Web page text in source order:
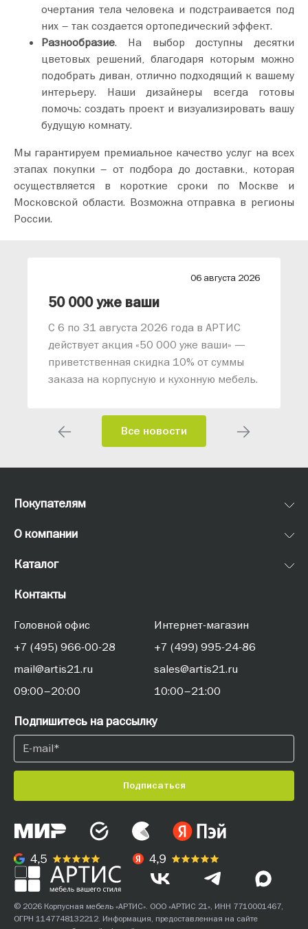
очертания тела человека и подстраивается под
них – так создается ортопедический эффект.
Разнообразие. На выбор доступны десятки
цветовых решений, благодаря которым можно
подобрать диван, отлично подходящий к вашему
интерьеру. Наши дизайнеры всегда готовы
помочь: создать проект и визуализировать вашу
будущую комнату.
Мы гарантируем премиальное качество услуг на всех
этапах покупки – от подбора до доставки., которая
осуществляется в короткие сроки по Москве и
Московской области. Возможна отправка в регионы
России.
06 августа 2026
50 000 уже ваши
С 6 по 31 августа 2026 года в АРТИС
действует акция «50 000 уже ваши» —
приветственная скидка 10% от суммы
заказа на корпусную и кухонную мебель.
Все новости
Покупателям
О компании
Каталог
Контакты
Головной офис
+7 (495) 966-00-28
mail@artis21.ru
09:00–20:00
Интернет-магазин
+7 (499) 995-24-86
sales@artis21.ru
10:00–21:00
Подпишитесь на рассылку
Подписаться
© 2026 Корпусная мебель «АРТИС». ООО «АРТИС 21», ИНН 7710001467,
ОГРН 1147748132212. Информация, предоставленная на сайте